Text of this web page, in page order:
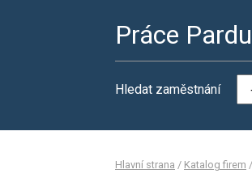
Práce
Hledat zaměstnání
Hlavní strana / Katalog firem /